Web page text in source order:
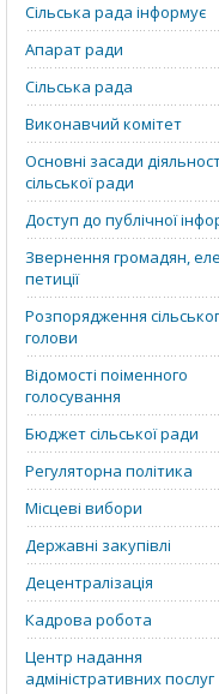
Сільська рада інформує
Апарат ради
Сільська рада
Виконавчий комітет
Основні засади
сільської ради
Доступ до публічної
Звернення громадян,
петиції
Розпорядження
голови
Відомості поіменного
голосування
Бюджет сільської ради
Регуляторна політика
Місцеві вибори
Державні закупівлі
Децентралізація
Кадрова робота
Центр надання
адміністративних послуг